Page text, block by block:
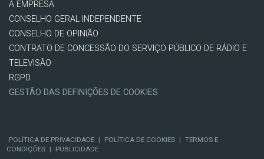
A EMPRESA
CONSELHO GERAL INDEPENDENTE
CONSELHO DE OPINIÃO
CONTRATO DE CONCESSÃO DO SERVIÇO PÚBLICO DE RÁDIO E
TELEVISÃO
RGPD
GESTÃO DAS DEFINIÇÕES DE COOKIES
POLÍTICA DE PRIVACIDADE | POLÍTICA DE COOKIES | TERMOS E
CONDIÇÕES | PUBLICIDADE